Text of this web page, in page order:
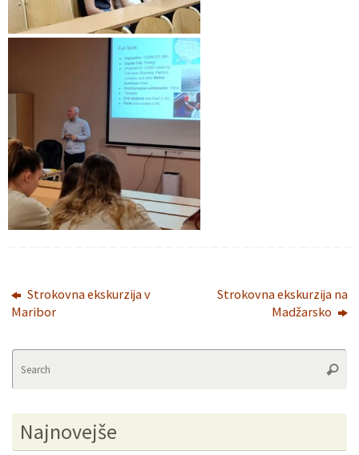
Strokovna ekskurzija v
Maribor
Strokovna ekskurzija na
Madžarsko
Najnovejše